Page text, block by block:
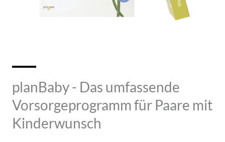
planBaby - Das umfassende
Vorsorgeprogramm für Paare mit
Kinderwunsch